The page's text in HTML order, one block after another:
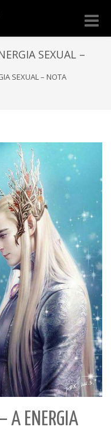
Toggle
SEXUAL –
SEXUAL – NOTA
A ENERGIA